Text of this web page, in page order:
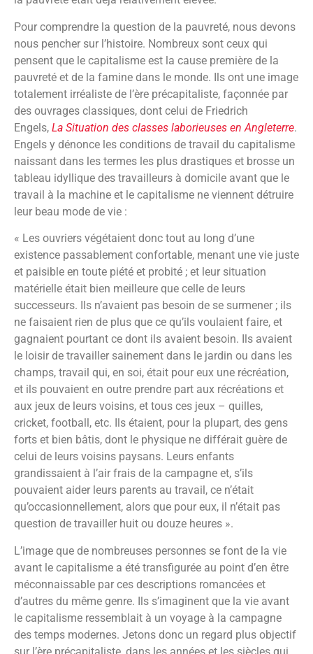
Pour comprendre la question de la pauvreté, nous devons
nous pencher sur l’histoire. Nombreux sont ceux qui
pensent que le capitalisme est la cause première de la
pauvreté et de la famine dans le monde. Ils ont une image
totalement irréaliste de l’ère précapitaliste, façonnée par
des ouvrages classiques, dont celui de Friedrich
Engels, La Situation des classes laborieuses en Angleterre.
Engels y dénonce les conditions de travail du capitalisme
naissant dans les termes les plus drastiques et brosse un
tableau idyllique des travailleurs à domicile avant que le
travail à la machine et le capitalisme ne viennent détruire
leur beau mode de vie :
« Les ouvriers végétaient donc tout au long d’une
existence passablement confortable, menant une vie juste
et paisible en toute piété et probité ; et leur situation
matérielle était bien meilleure que celle de leurs
successeurs. Ils n’avaient pas besoin de se surmener ; ils
ne faisaient rien de plus que ce qu’ils voulaient faire, et
gagnaient pourtant ce dont ils avaient besoin. Ils avaient
le loisir de travailler sainement dans le jardin ou dans les
champs, travail qui, en soi, était pour eux une récréation,
et ils pouvaient en outre prendre part aux récréations et
aux jeux de leurs voisins, et tous ces jeux – quilles,
cricket, football, etc. Ils étaient, pour la plupart, des gens
forts et bien bâtis, dont le physique ne différait guère de
celui de leurs voisins paysans. Leurs enfants
grandissaient à l’air frais de la campagne et, s’ils
pouvaient aider leurs parents au travail, ce n’était
qu’occasionnellement, alors que pour eux, il n’était pas
question de travailler huit ou douze heures ».
L’image que de nombreuses personnes se font de la vie
avant le capitalisme a été transfigurée au point d’en être
méconnaissable par ces descriptions romancées et
d’autres du même genre. Ils s’imaginent que la vie avant
le capitalisme ressemblait à un voyage à la campagne
des temps modernes. Jetons donc un regard plus objectif
sur l’ère précapitaliste, dans les années et les siècles qui